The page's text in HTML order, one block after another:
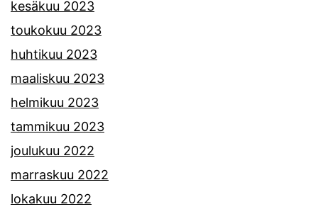
kesäkuu 2023
toukokuu 2023
huhtikuu 2023
maaliskuu 2023
helmikuu 2023
tammikuu 2023
joulukuu 2022
marraskuu 2022
lokakuu 2022